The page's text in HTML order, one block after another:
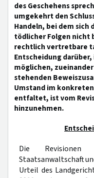
des Geschehens
umgekehrt den
Handeln, bei dem sich
tödlicher Folgen nicht
rechtlich vertretbare
Entscheidung
möglichen,
stehenden
Umstand im
entfaltet, ist vom
hinzunehmen.
Die
Staatsanwaltschaft
Urteil des